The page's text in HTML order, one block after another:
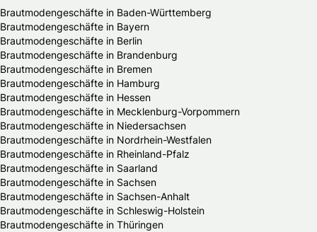
Brautmodengeschäfte in Baden-Württemberg
Brautmodengeschäfte in Bayern
Brautmodengeschäfte in Berlin
Brautmodengeschäfte in Brandenburg
Brautmodengeschäfte in Bremen
Brautmodengeschäfte in Hamburg
Brautmodengeschäfte in Hessen
Brautmodengeschäfte in Mecklenburg-Vorpommern
Brautmodengeschäfte in Niedersachsen
Brautmodengeschäfte in Nordrhein-Westfalen
Brautmodengeschäfte in Rheinland-Pfalz
Brautmodengeschäfte in Saarland
Brautmodengeschäfte in Sachsen
Brautmodengeschäfte in Sachsen-Anhalt
Brautmodengeschäfte in Schleswig-Holstein
Brautmodengeschäfte in Thüringen